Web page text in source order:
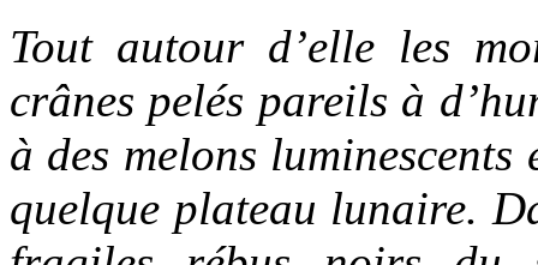
Tout autour d’elle les
crânes pelés pareils à
à des melons
quelque plateau lunaire.